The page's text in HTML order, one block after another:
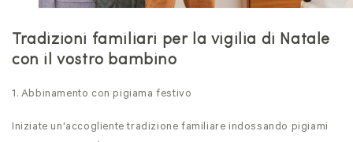
Tradizioni familiari per la vigilia di Natale
con il vostro bambino
1. Abbinamento con pigiama festivo
Iniziate un'accogliente tradizione familiare indossando pigiami